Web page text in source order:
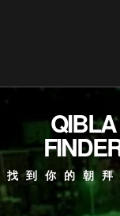
QIBLA
找到你的朝